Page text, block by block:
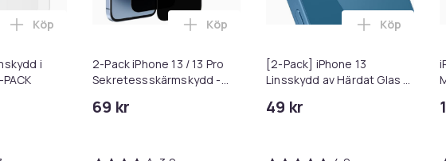
/ 13 Pro - Härdat Glas Skärmskydd Transparent i varukorgen
i
Lägg till iPhone 13 Skärmskydd i Härdat glas - 2-PACK i varukorgen
Köp
2-Pack iPhone 13 / 13 Pro
Sekretessskärmskydd -
Skydd
69 kr
Lägg till 2-Pack iPhone 13 / 13 Pro
Köp
[2-Pack] iPhone 13
Linsskydd av Härdat Glas -
Reptåligt
49 kr
Lägg till
Köp